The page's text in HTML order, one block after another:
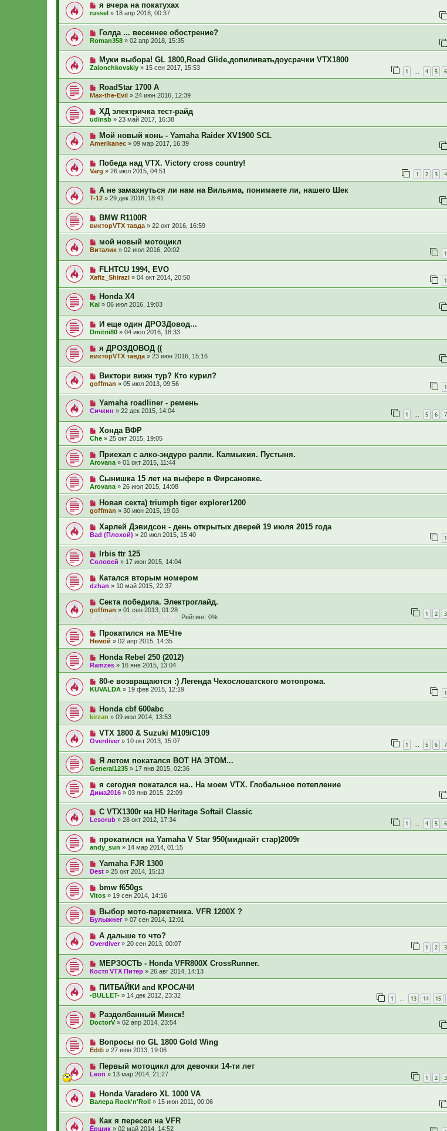
я вчера на покатухах
russel » 18 апр 2018, 00:37
Голда ... весеннее обострение?
Roman358 » 02 апр 2018, 15:35
Муки выбора! GL 1800,Road Glide,допиливатьдоусрачки VTX1800
Zaionchkovskiy » 15 сен 2017, 15:53 1 4 5 6
RoadStar 1700 A
Max-the-Evil » 24 июн 2016, 12:39
ХД электричка тест-райд
udinsb » 23 май 2017, 16:38
Мой новый конь - Yamaha Raider XV1900 SCL
Amerikanec » 09 мар 2017, 16:39
Победа над VTX. Victory cross country!
Varg » 26 июл 2015, 04:51 1 2 3 4
А не замахнуться ли нам на Вильяма, понимаете ли, нашего Шек
T-12 » 29 дек 2016, 18:41
BMW R1100R
викторVTX тавда » 22 окт 2016, 16:59
мой новый мотоцикл
Виталик » 02 июл 2016, 20:02 1
FLHTCU 1994, EVO
Xafiz_Shirazi » 04 окт 2014, 20:50 1
Honda X4
Kai » 06 июл 2016, 19:03
И еще один ДРОЗДовод...
Dmitrii80 » 04 июл 2016, 18:33
я ДРОЗДОВОД ((
викторVTX тавда » 23 июн 2016, 15:16
Виктори вижн тур? Кто курил?
goffman » 05 июл 2013, 09:56 1
Yamaha roadliner - ремень
Сичкин » 22 дек 2015, 14:04 1 … 5 6 7
Хонда ВФР
Сhe » 25 окт 2015, 19:05
Приехал с алко-эндуро ралли. Калмыкия. Пустыня.
Arovana » 01 окт 2015, 11:44
Сынишка 15 лет на выфере в Фирсановке.
Arovana » 26 июл 2015, 14:08
Новая секта) triumph tiger explorer1200
goffman » 30 июн 2015, 19:03
Харлей Дэвидсон - день открытых дверей 19 июля 2015 года
Bad (Плохой) » 20 июл 2015, 15:40 1
Irbis ttr 125
Соловей » 17 июн 2015, 14:04
Катался вторым номером
dzhan » 10 май 2015, 22:37
Секта победила. Электроглайд.
goffman » 01 сен 2013, 01:28 1 2 3
Рейтинг: 0%
Прокатился на МЕЧте
Немой » 02 апр 2015, 14:35
Honda Rebel 250 (2012)
Ramzes » 16 янв 2015, 13:04
80-е возвращаются :) Легенда Чехословатского мотопрома.
KUVALDA » 19 фев 2015, 12:19 1
Honda cbf 600abc
kirzan » 09 июл 2014, 13:53
VTX 1800 & Suzuki M109/C109
Overdiver» 10 окт 2013, 15:07 1 … 5 6 7
Я летом покатался ВОТ НА ЭТОМ...
General1235 » 17 янв 2015, 02:36
я сегодня покатался на.. На моем VTX. Глобальное потепление
Дима2016 » 03 янв 2015, 22:09
C VTX1300r на HD Heritage Softail Classic
Lesorub » 28 окт 2012, 17:34 1 … 4 5 6
прокатился на Yamaha V Star 950(миднайт стар)2009г
andy_sun » 14 мар 2014, 01:15
Yamaha FJR 1300
Dest » 25 окт 2014, 15:13
bmw f650gs
Vitos » 19 сен 2014, 14:16
Выбор мото-паркетника. VFR 1200X ?
Булыжнег » 07 сен 2014, 12:01
А дальше то что?
Overdiver» 20 сен 2013, 00:07 1 2 3
МЕРЗОСТЬ - Honda VFR800X CrossRunner.
Костя VTX Питер » 26 авг 2014, 14:13
ПИТБАЙКИ and КРОСАЧИ
-BULLET- » 14 дек 2012, 23:32 1 13 14 15
Раздолбанный Минск!
DoctorV » 02 апр 2014, 23:54
Вопросы по GL 1800 Gold Wing
Eddi » 27 июн 2013, 19:06
Первый мотоцикл для девочки 14-ти лет
Leon » 13 мар 2014, 21:27 1 2 3
Honda Varadero XL 1000 VA
Валера Rock'n'Roll » 15 июн 2011, 00:06
Как я пересел на VFR
Ёршик » 02 май 2014, 14:52